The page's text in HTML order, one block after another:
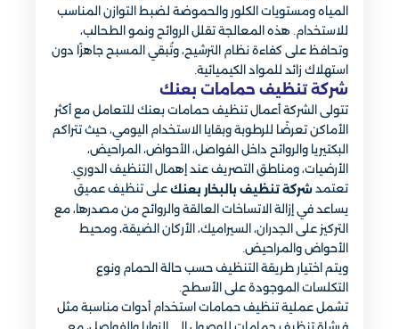
المياه ومستويات الكلور والحموضة لضبط التوازن المناسب
للاستخدام. هذه المعالجة تقلل الروائح ونمو الطحالب،
وتحافظ على كفاءة نظام الترشيح، وتُبقي المسبح جاهزًا دون
استهلاك زائد للمواد الكيميائية.
شركة تنظيف حمامات بعنك
تتولى الشركة أعمال تنظيف حمامات بعنك للتعامل مع أكثر
الأماكن تعرضًا للرطوبة وبقايا الاستخدام اليومي، حيث تتراكم
البكتيريا والروائح داخل الفواصل، الأحواض، المراحيض،
الأرضيات، ومناطق التصريف عند إهمال التنظيف الدوري.
تعتمد شركة تنظيف بالبخار بعنك على تنظيف عميق
يساعد في إزالة الاتساخات العالقة والروائح من مصدرها، مع
التركيز على الجدران، السيراميك، الأركان الضيقة، ومحيط
الأحواض والمراحيض.
ويتم اختيار طريقة التنظيف حسب حالة الحمام ونوع
التكلسات الموجودة على الأسطح.
تشمل عملية تنظيف حمامات استخدام أدوات مناسبة مثل